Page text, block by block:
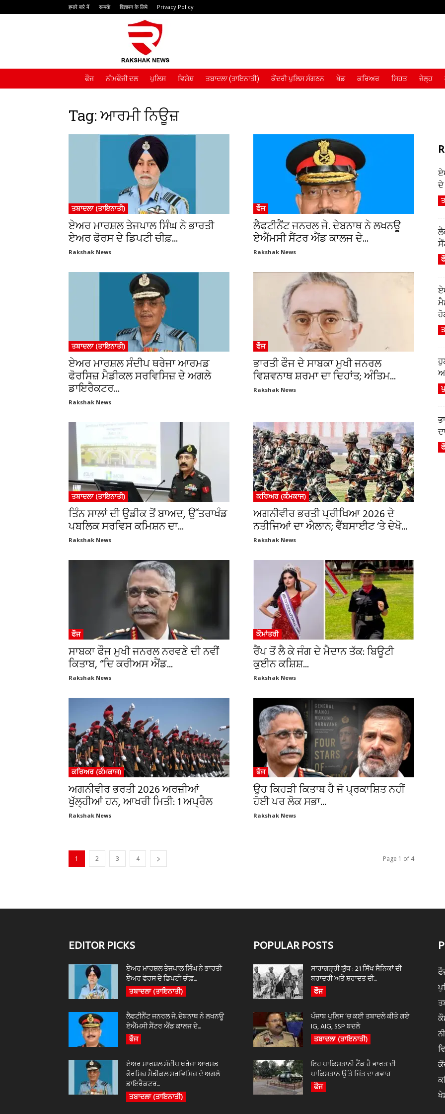
हमारे बारे में सम्पर्क विज्ञापन के लिये Privacy Policy
ਫੌਜ ਨੀਮਫੌਜੀ ਦਲ ਪੁਲਿਸ ਵਿਸ਼ੇਸ਼ ਤਬਾਦਲਾ (ਤਾਇਨਾਤੀ) ਕੇਂਦਰੀ ਪੁਲਿਸ ਸੰਗਠਨ ਖੇਡ ਕਰਿਅਰ ਸਿਹਤ ਜੇਲ੍ਹ
Tag: ਆਰਮੀ ਨਿਊਜ਼
ਤਬਾਦਲਾ (ਤਾਇਨਾਤੀ)
ਏਅਰ ਮਾਰਸ਼ਲ ਤੇਜਪਾਲ ਸਿੰਘ ਨੇ ਭਾਰਤੀ
ਏਅਰ ਫੋਰਸ ਦੇ ਡਿਪਟੀ ਚੀਫ਼...
Rakshak News
ਫੌਜ
ਲੈਫਟੀਨੈਂਟ ਜਨਰਲ ਜੇ. ਦੇਬਨਾਥ ਨੇ ਲਖਨਊ
ਏਐੱਮਸੀ ਸੈਂਟਰ ਐਂਡ ਕਾਲਜ ਦੇ...
Rakshak News
ਤਬਾਦਲਾ (ਤਾਇਨਾਤੀ)
ਏਅਰ ਮਾਰਸ਼ਲ ਸੰਦੀਪ ਥਰੇਜਾ ਆਰਮਡ
ਫੋਰਸਿਜ਼ ਮੈਡੀਕਲ ਸਰਵਿਸਿਜ਼ ਦੇ ਅਗਲੇ
ਡਾਇਰੈਕਟਰ...
Rakshak News
ਫੌਜ
ਭਾਰਤੀ ਫੌਜ ਦੇ ਸਾਬਕਾ ਮੁਖੀ ਜਨਰਲ
ਵਿਸ਼ਵਨਾਥ ਸ਼ਰਮਾ ਦਾ ਦਿਹਾਂਤ; ਅੰਤਿਮ...
Rakshak News
ਤਬਾਦਲਾ (ਤਾਇਨਾਤੀ)
ਤਿੰਨ ਸਾਲਾਂ ਦੀ ਉਡੀਕ ਤੋਂ ਬਾਅਦ, ਉੱਤਰਾਖੰਡ
ਪਬਲਿਕ ਸਰਵਿਸ ਕਮਿਸ਼ਨ ਦਾ...
Rakshak News
ਕਰਿਅਰ (ਕੰਮਕਾਜ)
ਅਗਨੀਵੀਰ ਭਰਤੀ ਪ੍ਰੀਖਿਆ 2026 ਦੇ
ਨਤੀਜਿਆਂ ਦਾ ਐਲਾਨ; ਵੈੱਬਸਾਈਟ ‘ਤੇ ਦੇਖੋ...
Rakshak News
ਫੌਜ
ਸਾਬਕਾ ਫੌਜ ਮੁਖੀ ਜਨਰਲ ਨਰਵਣੇ ਦੀ ਨਵੀਂ
ਕਿਤਾਬ, “ਦਿ ਕਰੀਅਸ ਐਂਡ...
Rakshak News
ਕੌਮਾਂਤਰੀ
ਰੈਂਪ ਤੋਂ ਲੈ ਕੇ ਜੰਗ ਦੇ ਮੈਦਾਨ ਤੱਕ: ਬਿਊਟੀ
ਕੁਈਨ ਕਸ਼ਿਸ਼...
Rakshak News
ਕਰਿਅਰ (ਕੰਮਕਾਜ)
ਅਗਨੀਵੀਰ ਭਰਤੀ 2026 ਅਰਜ਼ੀਆਂ
ਖੁੱਲ੍ਹੀਆਂ ਹਨ, ਆਖਰੀ ਮਿਤੀ: 1 ਅਪ੍ਰੈਲ
Rakshak News
ਫੌਜ
ਉਹ ਕਿਹੜੀ ਕਿਤਾਬ ਹੈ ਜੋ ਪ੍ਰਕਾਸ਼ਿਤ ਨਹੀਂ
ਹੋਈ ਪਰ ਲੋਕ ਸਭਾ...
Rakshak News
1 2 3 4 Page 1 of 4
EDITOR PICKS
ਏਅਰ ਮਾਰਸ਼ਲ ਤੇਜਪਾਲ ਸਿੰਘ ਨੇ ਭਾਰਤੀ
ਏਅਰ ਫੋਰਸ ਦੇ ਡਿਪਟੀ ਚੀਫ਼...
ਤਬਾਦਲਾ (ਤਾਇਨਾਤੀ)
ਲੈਫਟੀਨੈਂਟ ਜਨਰਲ ਜੇ. ਦੇਬਨਾਥ ਨੇ ਲਖਨਊ
ਏਐੱਮਸੀ ਸੈਂਟਰ ਐਂਡ ਕਾਲਜ ਦੇ...
ਫੌਜ
ਏਅਰ ਮਾਰਸ਼ਲ ਸੰਦੀਪ ਥਰੇਜਾ ਆਰਮਡ
ਫੋਰਸਿਜ਼ ਮੈਡੀਕਲ ਸਰਵਿਸਿਜ਼ ਦੇ ਅਗਲੇ
ਡਾਇਰੈਕਟਰ...
ਤਬਾਦਲਾ (ਤਾਇਨਾਤੀ)
POPULAR POSTS
ਸਾਰਾਗੜ੍ਹੀ ਯੁੱਧ : 21 ਸਿੱਖ ਸੈਨਿਕਾਂ ਦੀ
ਬਹਾਦਰੀ ਅਤੇ ਸ਼ਹਾਦਤ ਦੀ...
ਫੌਜ
ਪੰਜਾਬ ਪੁਲਿਸ ‘ਚ ਕਈ ਤਬਾਦਲੇ ਕੀਤੇ ਗਏ
IG, AIG, SSP ਬਦਲੇ
ਤਬਾਦਲਾ (ਤਾਇਨਾਤੀ)
ਇਹ ਪਾਕਿਸਤਾਨੀ ਟੈਂਕ ਹੈ ਭਾਰਤ ਦੀ
ਪਾਕਿਸਤਾਨ ਉੱਤੇ ਜਿੱਤ ਦਾ ਗਵਾਹ
ਫੌਜ